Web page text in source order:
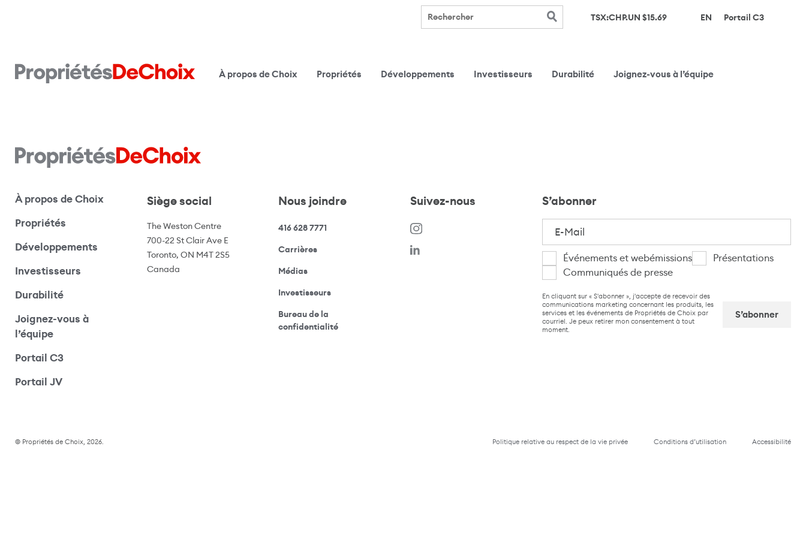
Rechercher TSX:CHP.UN $15.69 EN Portail C3(s’ouvre
À propos de Choix Propriétés Développements Investisseurs Durabilité Joignez-vous à l’équipe
À propos de Choix
Propriétés
Développements
Investisseurs
Durabilité
Joignez-vous à
l’équipe
Portail C3
Portail JV(s’ouvre dans une nouvelle fenêtre)
Siège social
The Weston Centre
700-22 St Clair Ave E
Toronto, ON M4T 2S5
Canada
Nous joindre
416 628 7771
Carrières(s’ouvre dans une nouvelle fenêtre)
Médias(ouvre votre application de messagerie)
Investisseurs(ouvre votre application de messagerie)
Bureau de la
confidentialité(ouvre votre application de messagerie)
Suivez-nous S’abonner
Mail (Nécessaire)
Je
suis
intéressé(e)
par
Événements et webémissions
Présentations
Communiqués de presse
En cliquant sur « S'abonner », j'accepte de recevoir des
communications marketing concernant les produits, les
services et les événements de Propriétés de Choix par
courriel. Je peux retirer mon consentement à tout
moment.
© Propriétés de Choix, 2026. Politique relative au respect de la vie privée Conditions d’utilisation Accessibilité